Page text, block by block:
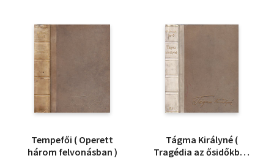
Tempefői ( Operett
három felvonásban )
Tágma Királyné (
Tragédia az ősidőkből,